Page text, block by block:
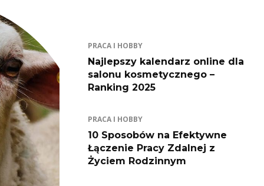
PRACA I HOBBY
Najlepszy kalendarz online dla
salonu kosmetycznego –
Ranking 2025
PRACA I HOBBY
10 Sposobów na Efektywne
Łączenie Pracy Zdalnej z
Życiem Rodzinnym